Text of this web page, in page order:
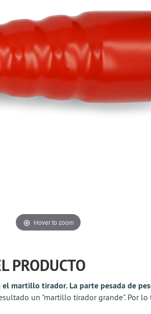
Hover to zoom
PRODUCTO
el martillo tirador. La parte pesada de
un "martillo tirador grande". Por